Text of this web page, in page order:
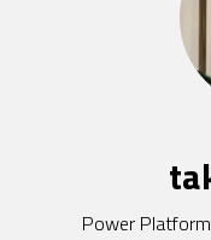
Power